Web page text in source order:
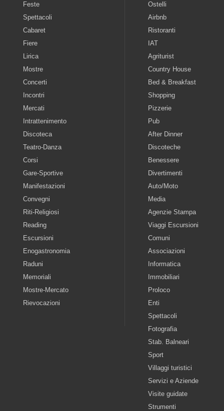
Feste
Spettacoli
Cabaret
Fiere
Lirica
Mostre
Concerti
Incontri
Mercati
Intrattenimento
Discoteca
Teatro-Danza
Corsi
Gare-Sportive
Manifestazioni
Convegni
Riti-Religiosi
Reading
Escursioni
Enogastronomia
Raduni
Memoriali
Mostre-Mercato
Rievocazioni
Ostelli
Airbnb
Ristoranti
IAT
Agriturist
Country House
Bed & Breakfast
Shopping
Pizzerie
Pub
After Dinner
Discoteche
Benessere
Divertimenti
Auto/Moto
Media
Agenzie Stampa
Viaggi Escursioni
Comuni
Associazioni
Informatica
Immobiliari
Proloco
Enti
Spettacoli
Fotografia
Stab. Balneari
Sport
Villaggi turistici
Servizi e Aziende
Visite guidate
Strumenti